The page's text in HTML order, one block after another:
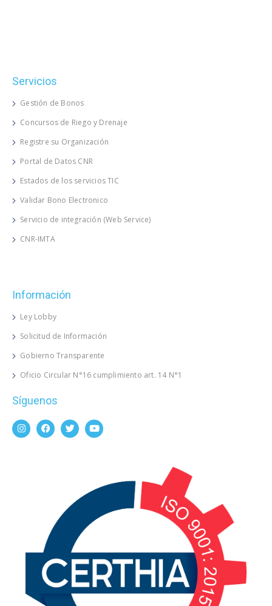
Servicios
Gestión de Bonos
Concursos de Riego y Drenaje
Registre su Organización
Portal de Datos CNR
Estados de los servicios TIC
Validar Bono Electronico
Servicio de integración (Web Service)
CNR-IMTA
Información
Ley Lobby
Solicitud de Información
Gobierno Transparente
Oficio Circular N°16 cumplimiento art. 14 N°1
Síguenos